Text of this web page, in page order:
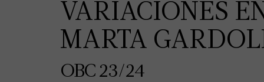
VARIACIONES
MARTA
OBC 23/24